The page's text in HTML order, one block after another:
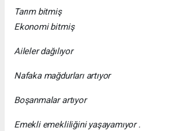
Tarım bitmiş
Ekonomi bitmiş
Aileler dağılıyor
Nafaka mağdurları artıyor
Boşanmalar artıyor
Emekli emekliliğini yaşayamıyor .